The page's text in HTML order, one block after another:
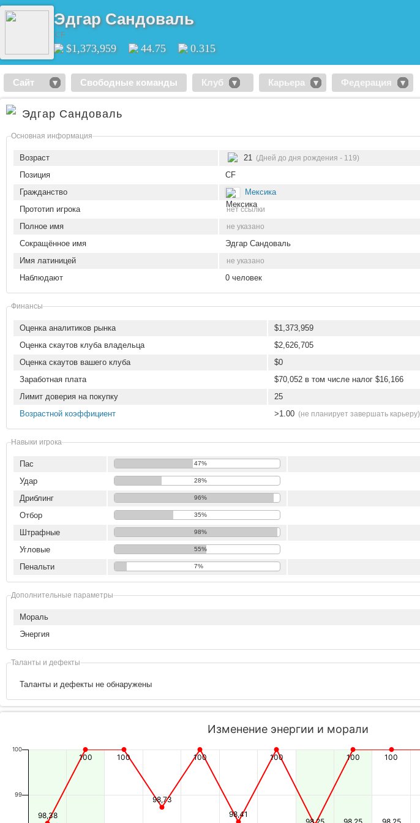
Эдгар Сандоваль
CF
$1,373,959 44.75 0.315
Сайт Свободные команды Клуб Карьера Федерация
Эдгар Сандоваль
Основная информация
Возраст 21 (Дней до дня рождения - 119)
Позиция
CF
Гражданство
Мексика
Прототип игрока
нет ссылки
Полное имя не указано
Сокращённое имя
Эдгар Сандоваль
Имя латиницей
не указано
Наблюдают 0 человек
Финансы
Оценка аналитиков рынка $1,373,959
Оценка скаутов клуба владельца
$2,626,705
Оценка скаутов вашего клуба
$0
Заработная плата
$70,052 в том числе налог $16,166
Лимит доверия на покупку
25
Возрастной коэффициент
>1.00 (не планирует завершать карьеру)
Навыки игрока
Пас 47%
Удар
28%
Дриблинг
96%
Отбор
35%
Штрафные
98%
Угловые
55%
Пенальти
7%
Дополнительные параметры
Мораль
Энергия
Таланты и дефекты
Таланты и дефекты не обнаружены
Изменение энергии и морали
98,38
100 100
98,73
100
98,41
100 100 100
99
100